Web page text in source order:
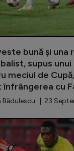
bună și una
supus
meciul de
înfrângerea cu
Bădulescu | 23